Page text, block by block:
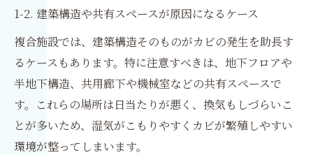
1-2. 建築構造や共有スペースが原因になるケース
複合施設では、建築構造そのものがカビの発生を助長す
るケースもあります。特に注意すべきは、地下フロアや
半地下構造、共用廊下や機械室などの共有スペースで
す。これらの場所は日当たりが悪く、換気もしづらいこ
とが多いため、湿気がこもりやすくカビが繁殖しやすい
環境が整ってしまいます。